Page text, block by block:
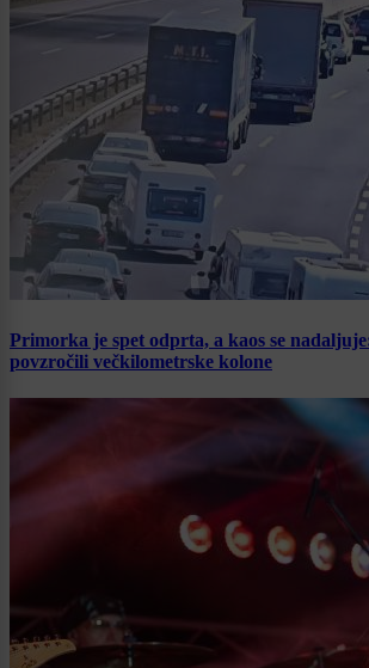
Primorka je spet odprta, a kaos se
povzročili večkilometrske kolone